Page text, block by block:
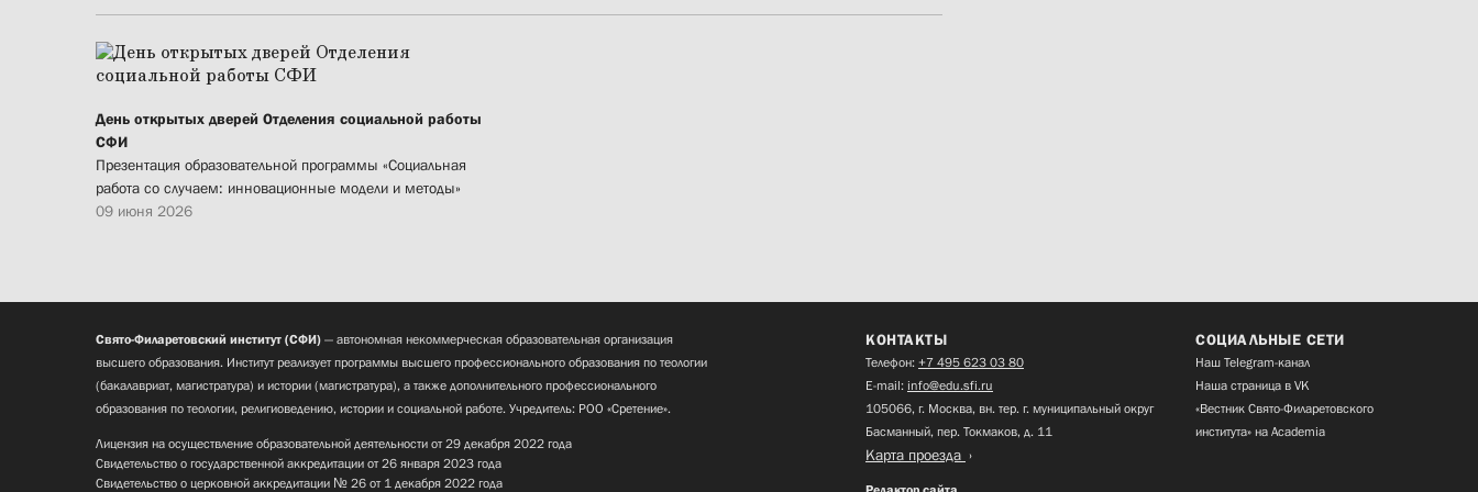
День открытых дверей Отделения социальной работы
СФИ
Презентация образовательной программы «Социальная
работа со случаем: инновационные модели и методы»
09 июня 2026
Свято-Филаретовский институт (СФИ) — автономная некоммерческая образовательная организация
высшего образования. Институт реализует программы высшего профессионального образования по теологии
(бакалавриат, магистратура) и истории (магистратура), а также дополнительного профессионального
образования по теологии, религиоведению, истории и социальной работе. Учредитель: РОО «Сретение».
Лицензия на осуществление образовательной деятельности от 29 декабря 2022 года
Свидетельство о государственной аккредитации от 26 января 2023 года
Свидетельство о церковной аккредитации № 26 от 1 декабря 2022 года
КОНТАКТЫ
Телефон: +7 495 623 03 80
E-mail: info@edu.sfi.ru
105066, г. Москва, вн. тер. г. муниципальный округ
Басманный, пер. Токмаков, д. 11
Карта проезда
СОЦИАЛЬНЫЕ СЕТИ
Наш Telegram-канал
Наша страница в VK
«Вестник Свято-Филаретовского
института» на Academia